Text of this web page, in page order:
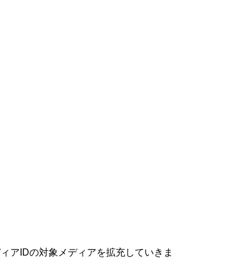
アIDの対象メディアを拡充していきま